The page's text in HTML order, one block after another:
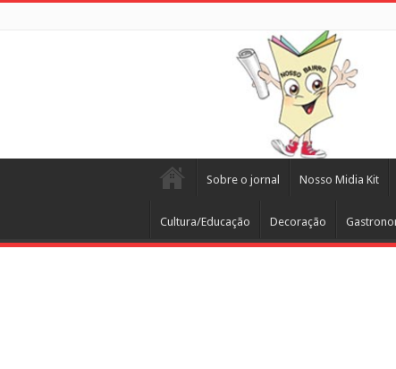
Sobre o jornal Nosso Midia Kit
Cultura/Educação Decoração